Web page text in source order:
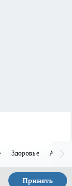
Здоровье Авто
Принять